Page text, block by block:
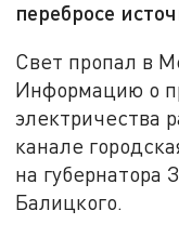
перебросе
Свет пропал в
Информацию о
электричества
канале
на губернатора
Балицкого.